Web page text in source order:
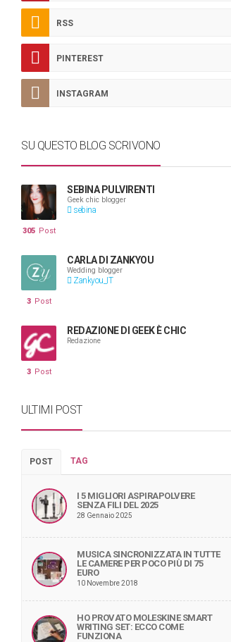
RSS
PINTEREST
INSTAGRAM
SU QUESTO BLOG SCRIVONO
SEBINA PULVIRENTI
Geek chic blogger
sebina
305 Post
CARLA DI ZANKYOU
Wedding blogger
Zankyou_IT
3 Post
REDAZIONE DI GEEK È CHIC
Redazione
3 Post
ULTIMI POST
POST TAG
I 5 MIGLIORI ASPIRAPOLVERE
SENZA FILI DEL 2025
28 Gennaio 2025
MUSICA SINCRONIZZATA IN TUTTE
LE CAMERE PER POCO PIÙ DI 75
EURO
10 Novembre 2018
HO PROVATO MOLESKINE SMART
WRITING SET: ECCO COME
FUNZIONA